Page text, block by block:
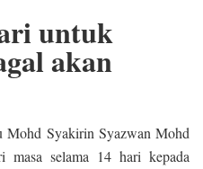
untuk
akan
Mohd Syakirin Syazwan Mohd
masa selama 14 hari kepada